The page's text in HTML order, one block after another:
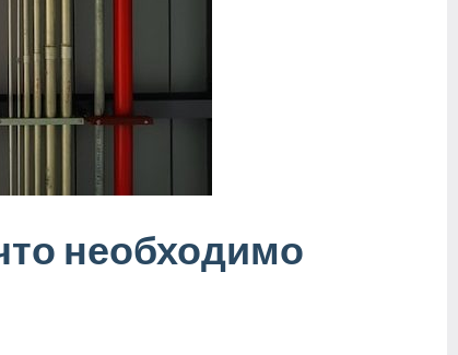
необходимо